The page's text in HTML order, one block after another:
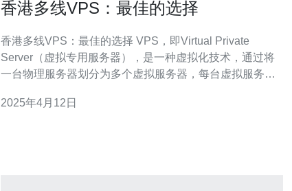
香港多线VPS：最佳的选择
香港多线VPS：最佳的选择 VPS，即Virtual Private
Server（虚拟专用服务器），是一种虚拟化技术，通过将
一台物理服务器划分为多个虚拟服务器，每台虚拟服务器
服务器，但价格更为实惠。 香港作为亚洲的金融中心和网
2025年4月12日